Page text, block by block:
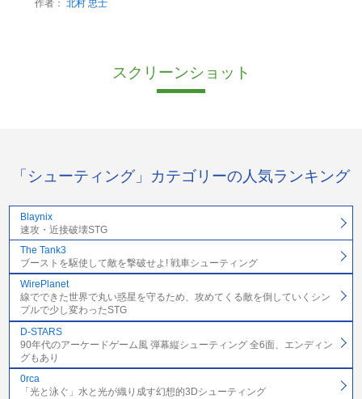
作者： 北村 忠士
スクリーンショット
「シューティング」カテゴリーの人気ランキング
Blaynix
速攻・近接破壊STG
The Tank3
ブーストを駆使して敵を撃破せよ! 戦車シューティング
WirePlanet
線でできた世界で丸い惑星を守るため、攻めてくる敵を倒していくシン
プルで少し変わったSTG
D-STARS
90年代のアーケードゲーム風 弾幕縦シューティング 全6面、エンディン
グもあり
0rca
「光と泳ぐ」水と光が織り成す幻想的3Dシューティング